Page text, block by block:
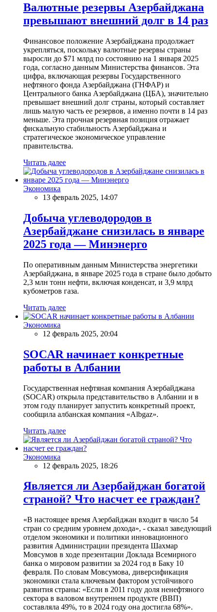
Валютные резервы Азербайджана
превышают внешний долг в 14 раз
Финансовое положение Азербайджана продолжает
укрепляться, поскольку валютные резервы страны
выросли до $71 млрд по состоянию на 1 января 2025
года, согласно данным Министерства финансов. Эта
цифра, включающая резервы Государственного
нефтяного фонда Азербайджана (ГНФАР) и
Центрального банка Азербайджана (ЦБА), значительно
превышает внешний долг страны, который составляет
лишь малую часть ее резервов, а именно почти в 14 раз
меньше. Эта прочная резервная позиция отражает
фискальную стабильность Азербайджана и
стратегическое экономическое управление
правительства.
Читать далее
Экономика
13 февраль 2025, 14:07
Добыча углеводородов в
Азербайджане снизилась в январе
2025 года — Минэнерго
По оперативным данным Министерства энергетики
Азербайджана, в январе 2025 года в стране было добыто
2,3 млн тонн нефти, включая конденсат, и 3,9 млрд
кубометров газа.
Читать далее
Экономика
12 февраль 2025, 20:04
SOCAR начинает конкретные
работы в Албании
Государственная нефтяная компания Азербайджана
(SOCAR) открыла представительство в Албании и в
этом году планирует запустить конкретный проект,
сообщила албанская компания «Albgaz».
Читать далее
Экономика
12 февраль 2025, 18:26
Является ли Азербайджан богатой
страной? Что насчет ее граждан?
«В настоящее время Азербайджан входит в число 54
стран со средним уровнем дохода», - сказал заведующий
отделом экономики и политики инновационного
развития Администрации президента Шахмар
Мовсумов в ходе презентации Доклада Всемирного
банка о мировом развитии за 2024 год в Баку 10
февраля. По словам Мовсумова, диверсификация
экономики стала ключевым фактором устойчивого
развития страны: «Если в 2011 году доля ненефтяного
сектора в валовом внутреннем продукте (ВВП)
составляла 49%, то в 2024 году она достигла 68%».